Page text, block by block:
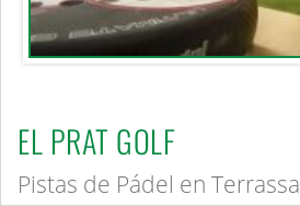
EL PRAT GOLF
Pistas de Pádel en Terrassa